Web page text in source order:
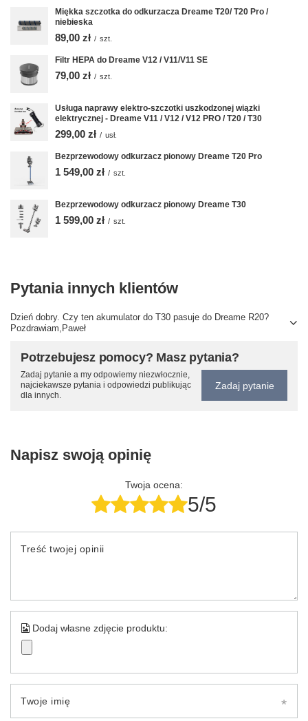
Miękka szczotka do odkurzacza Dreame T20/ T20 Pro /
niebieska
89,00 zł / szt.
Filtr HEPA do Dreame V12 / V11/V11 SE
79,00 zł / szt.
Usługa naprawy elektro-szczotki uszkodzonej wiązki
elektrycznej - Dreame V11 / V12 / V12 PRO / T20 / T30
299,00 zł / usł.
Bezprzewodowy odkurzacz pionowy Dreame T20 Pro
1 549,00 zł / szt.
Bezprzewodowy odkurzacz pionowy Dreame T30
1 599,00 zł / szt.
Pytania innych klientów
Dzień dobry. Czy ten akumulator do T30 pasuje do Dreame R20?
Pozdrawiam,Paweł
Potrzebujesz pomocy? Masz pytania?
Zadaj pytanie a my odpowiemy niezwłocznie,
najciekawsze pytania i odpowiedzi publikując
dla innych.
Zadaj pytanie
Napisz swoją opinię
Twoja ocena:
5/5
Treść twojej opinii
Dodaj własne zdjęcie produktu:
Twoje imię